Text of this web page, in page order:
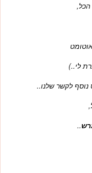
הכל,
לי..)
לקשר שלנו..
..